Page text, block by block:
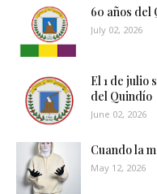
60 años del
July 02, 2026
El 1 de julio
del Quindío
June 02, 2026
Cuando la
May 12, 2026